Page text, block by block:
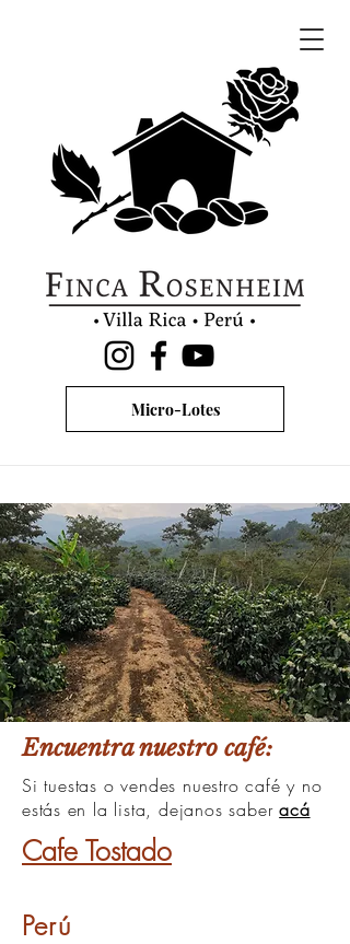
Micro-Lotes
Encuentra nuestro café:
Si tuestas o vendes nuestro café y no
estás en la lista, dejanos saberacá
Cafe Tostado
Perú